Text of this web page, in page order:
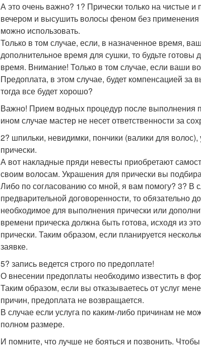
А это очень важно? 1? Прически только на чистые
вечером и высушить волосы феном без применения
можно использовать.
Только в том случае, если, в назначенное время,
дополнительное время для сушки, то будьте готовы
время. Внимание! Только в том случае, если ваши
Предоплата, в этом случае, будет компенсацией за
тогда все будет хорошо?
Важно! Прием водных процедур после выполнения
ином случае мастер не несет ответственности за
2? шпильки, невидимки, пончики (валики для
прически.
А вот накладные пряди невесты приобретают
своим волосам. Украшения для прически вы
Либо по согласованию со мной, я вам помогу? 3? В
предварительной договоренности, то обязательно
необходимое для выполнения прически или
времени прическа должна быть готова, исходя из
прически. Таким образом, если планируется
заявке.
5? запись ведется строго по предоплате!
О внесении предоплаты необходимо известить в
Таким образом, если вы отказываетесь от услуг
причин, предоплата не возвращается.
В случае если услуга по каким-либо причинам не
полном размере.
И помните, что лучше не бояться и позвонить.